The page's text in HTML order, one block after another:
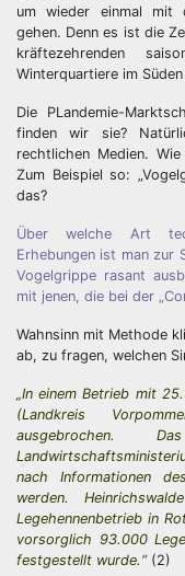
um wieder einmal mit
gehen. Denn es ist die
kräftezehrenden
Winterquartiere im
Die PLandemie-
finden wir sie?
rechtlichen Medien.
Zum Beispiel so:
das?
Über welche Art
Erhebungen ist man zur
Vogelgrippe rasant
mit jenen, die bei der
Wahnsinn mit Methode
ab, zu fragen, welchen
„In einem Betrieb mit
(Landkreis
nach Informationen
werden.
Legehennenbetrieb in
vorsorglich 93.000
festgestellt wurde.“(2)